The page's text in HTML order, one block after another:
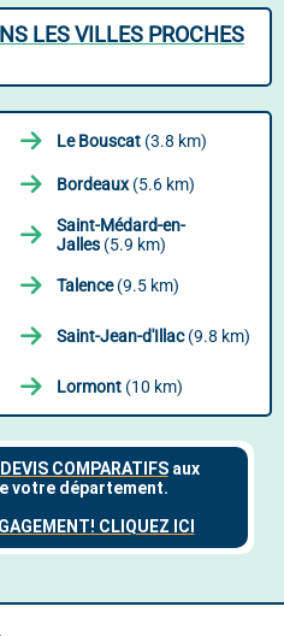
LES VILLES PROCHES
Le Bouscat (3.8 km)
Bordeaux(5.6 km)
Saint-Médard-en-
Jalles (5.9 km)
Talence(9.5 km)
Saint-Jean-d'Illac(9.8 km)
Lormont (10 km)